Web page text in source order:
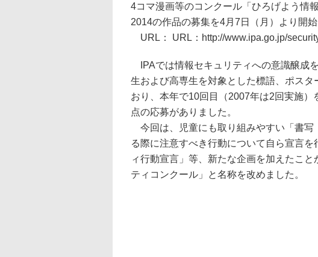
4コマ漫画等のコンクール「ひろげよう情
2014の作品の募集を4月7日（月）より開始
URL： URL：http://www.ipa.go.jp/
IPAでは情報セキュリティへの意識醸成
生および高専生を対象とした標語、ポス
おり、本年で10回目（2007年は2回実施
点の応募がありました。
今回は、児童にも取り組みやすい「書写
る際に注意すべき行動について自ら宣言
ィ行動宣言」等、新たな企画を加えたこ
ティコンクール」と名称を改めました。